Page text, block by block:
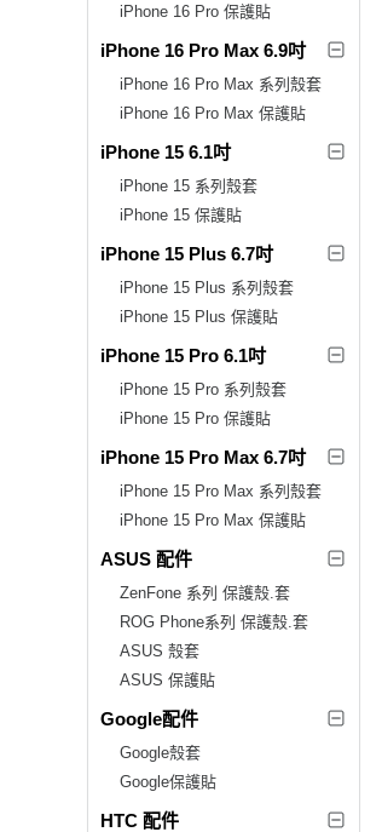
iPhone 16 Pro 保護貼
iPhone 16 Pro Max 6.9吋
iPhone 16 Pro Max 系列殼套
iPhone 16 Pro Max 保護貼
iPhone 15 6.1吋
iPhone 15 系列殼套
iPhone 15 保護貼
iPhone 15 Plus 6.7吋
iPhone 15 Plus 系列殼套
iPhone 15 Plus 保護貼
iPhone 15 Pro 6.1吋
iPhone 15 Pro 系列殼套
iPhone 15 Pro 保護貼
iPhone 15 Pro Max 6.7吋
iPhone 15 Pro Max 系列殼套
iPhone 15 Pro Max 保護貼
ASUS 配件
ZenFone 系列 保護殼.套
ROG Phone系列 保護殼.套
ASUS 殼套
ASUS 保護貼
Google配件
Google殼套
Google保護貼
HTC 配件